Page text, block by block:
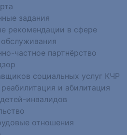
задания
рекомендации в сфере
частное партнёрство
социальных услуг КЧР
и абилитация
инвалидов
отношения